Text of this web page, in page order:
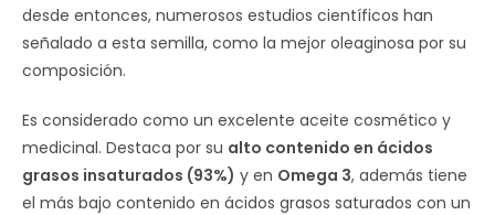
desde entonces, numerosos estudios científicos han
señalado a esta semilla, como la mejor oleaginosa por su
composición.
Es considerado como un excelente aceite cosmético y
medicinal. Destaca por su alto contenido en ácidos
grasos insaturados (93%) y en Omega 3, además tiene
el más bajo contenido en ácidos grasos saturados con un